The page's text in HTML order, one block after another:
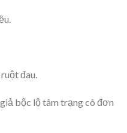
đau.
bộc lộ tâm trạng cô đơn